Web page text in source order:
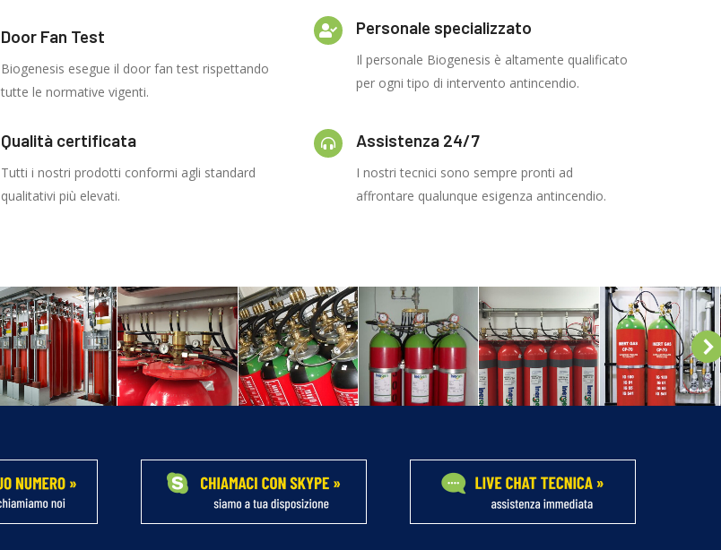
Door Fan Test
Biogenesis esegue il door fan test rispettando
tutte le normative vigenti.
Qualità certificata
Tutti i nostri prodotti conformi agli standard
qualitativi più elevati.
Personale specializzato
Il personale Biogenesis è altamente qualificato
per ogni tipo di intervento antincendio.
Assistenza 24/7
I nostri tecnici sono sempre pronti ad
affrontare qualunque esigenza antincendio.